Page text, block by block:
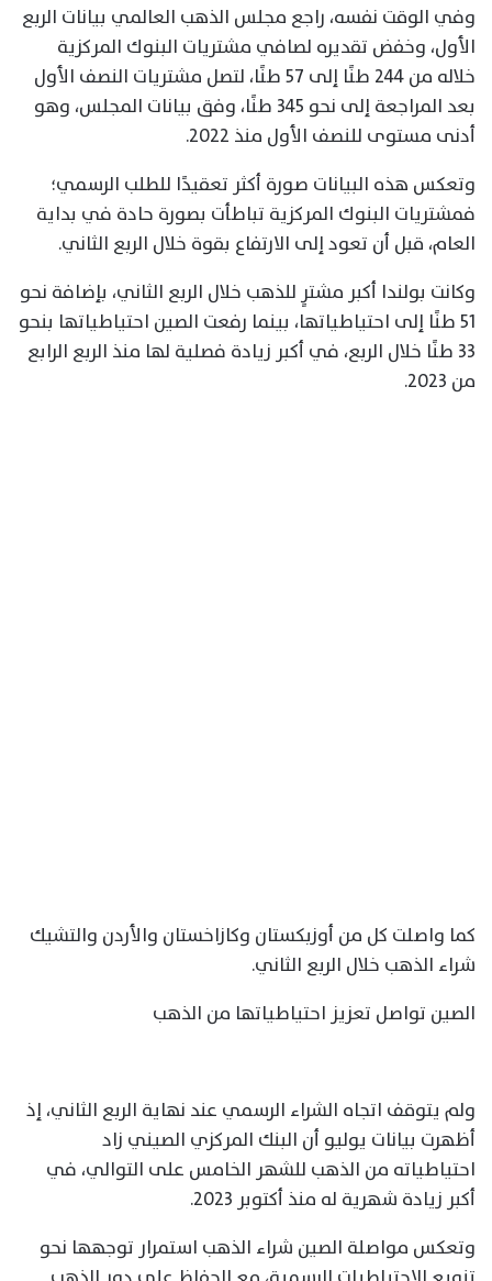
وفي الوقت نفسه، راجع مجلس الذهب العالمي بيانات الربع
الأول، وخفض تقديره لصافي مشتريات البنوك المركزية
خلاله من 244 طنًا إلى 57 طنًا، لتصل مشتريات النصف الأول
بعد المراجعة إلى نحو 345 طنًا، وفق بيانات المجلس، وهو
أدنى مستوى للنصف الأول منذ 2022.
وتعكس هذه البيانات صورة أكثر تعقيدًا للطلب الرسمي؛
فمشتريات البنوك المركزية تباطأت بصورة حادة في بداية
العام، قبل أن تعود إلى الارتفاع بقوة خلال الربع الثاني.
وكانت بولندا أكبر مشترٍ للذهب خلال الربع الثاني، بإضافة نحو
51 طنًا إلى احتياطياتها، بينما رفعت الصين احتياطياتها بنحو
33 طنًا خلال الربع، في أكبر زيادة فصلية لها منذ الربع الرابع
من 2023.
كما واصلت كل من أوزبكستان وكازاخستان والأردن والتشيك
شراء الذهب خلال الربع الثاني.
الصين تواصل تعزيز احتياطياتها من الذهب
ولم يتوقف اتجاه الشراء الرسمي عند نهاية الربع الثاني، إذ
أظهرت بيانات يوليو أن البنك المركزي الصيني زاد
احتياطياته من الذهب للشهر الخامس على التوالي، في
أكبر زيادة شهرية له منذ أكتوبر 2023.
وتعكس مواصلة الصين شراء الذهب استمرار توجهها نحو